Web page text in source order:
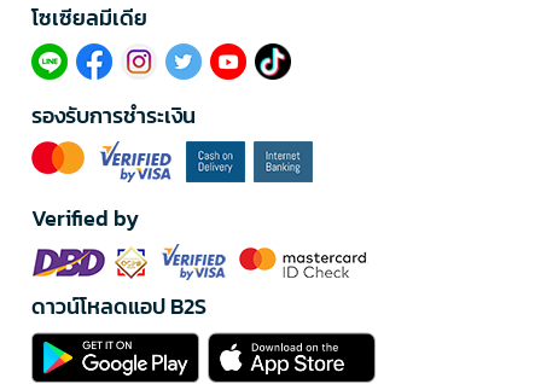
โซเซียลมีเดีย​
รองรับการชำระเงิน
Verified by
ดาวน์โหลดแอป B2S